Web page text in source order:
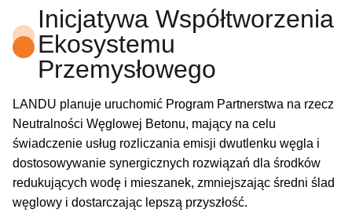
Inicjatywa Współtworzenia
Ekosystemu
Przemysłowego
LANDU planuje uruchomić Program Partnerstwa na rzecz
Neutralności Węglowej Betonu, mający na celu
świadczenie usług rozliczania emisji dwutlenku węgla i
dostosowywanie synergicznych rozwiązań dla środków
redukujących wodę i mieszanek, zmniejszając średni ślad
węglowy i dostarczając lepszą przyszłość.